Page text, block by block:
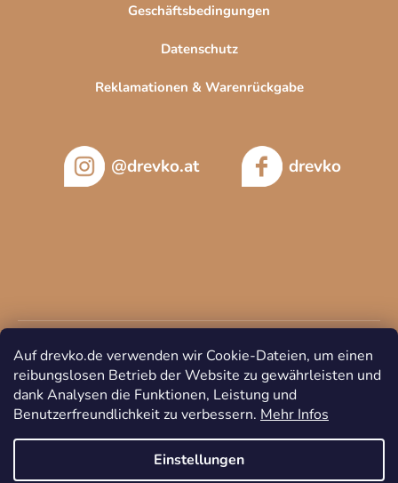
Auf drevko.de verwenden wir Cookie-Dateien, um einen
reibungslosen Betrieb der Website zu gewährleisten und
dank Analysen die Funktionen, Leistung und
Benutzerfreundlichkeit zu verbessern. Mehr Infos
Einstellungen
Geschäftsbedingungen
Datenschutz
Reklamationen & Warenrückgabe
@drevko.at drevko
Copyright 2026DREVKO. Alle Rechte vorbehalten.